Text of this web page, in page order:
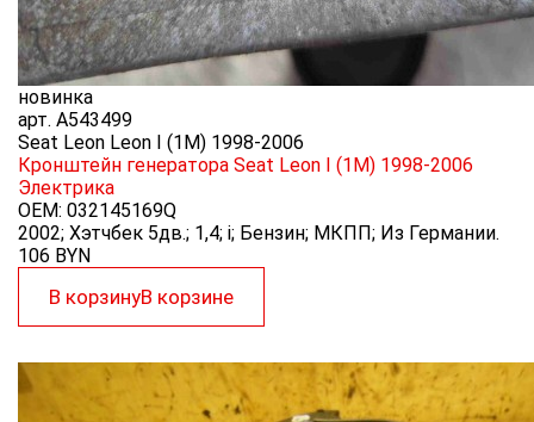
новинка
арт. A543499
Seat Leon Leon I (1M) 1998-2006
Кронштейн генератора Seat Leon I (1M) 1998-2006
Электрика
OEM: 032145169Q
2002; Хэтчбек 5дв.; 1,4; i; Бензин; МКПП; Из Германии.
106 BYN
В корзинуВ корзине